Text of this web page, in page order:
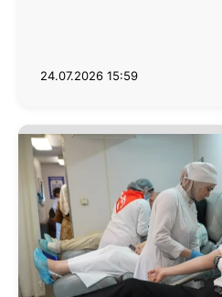
24.07.2026 15:59